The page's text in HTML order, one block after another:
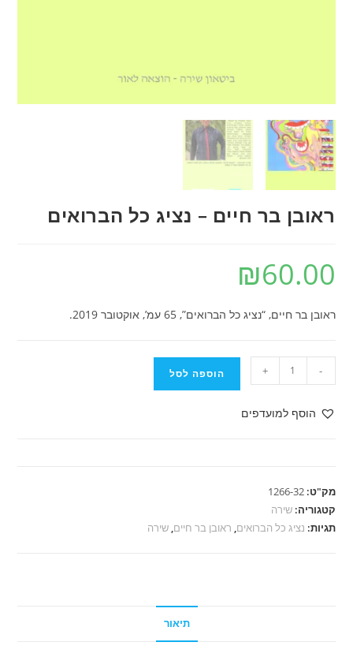
ראובן בר חיים – נציג כל הברואים
₪60.00
ראובן בר חיים, “נציג כל הברואים”, 65 עמ’, אוקטובר 2019.
של
ראובן
כל
הברואים
-
+ הוספה לסל
הוסף למועדפים
מק"ט:1266-32
קטגוריה:שירה
תגיות: נציג כל הברואים, ראובן בר חיים,שירה
תיאור